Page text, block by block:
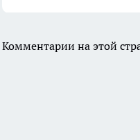
Комментарии на этой